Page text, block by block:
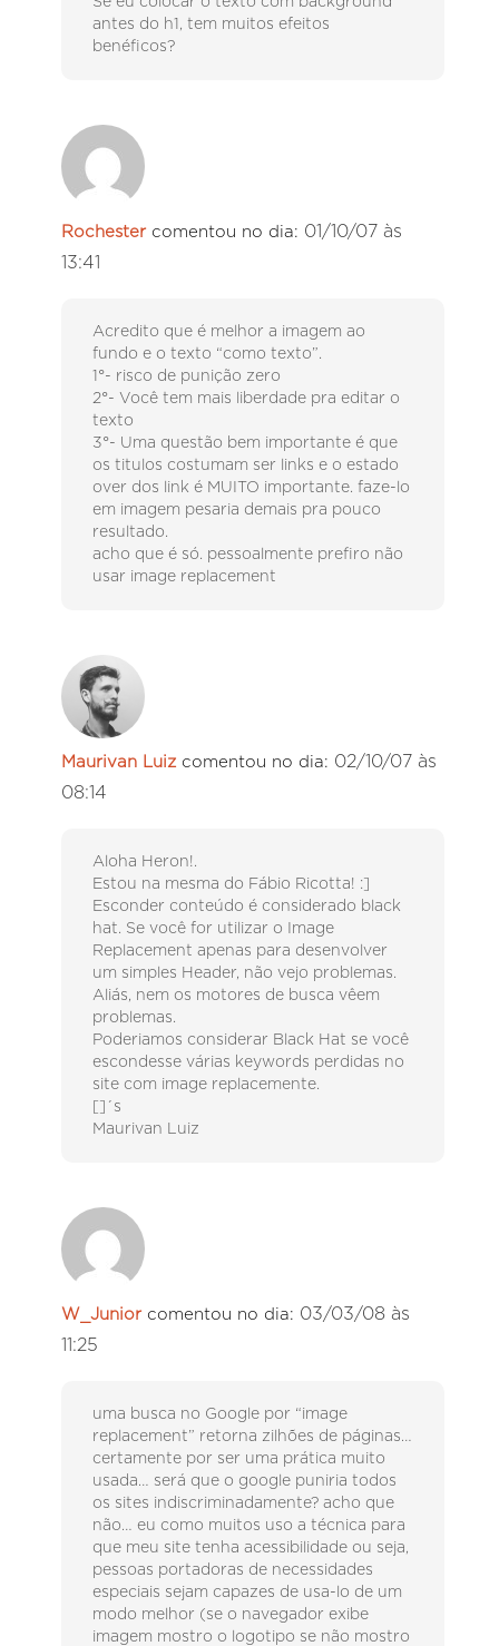
antes do h1, tem muitos efeitos
benéficos?
Rochester comentou no dia: 01/10/07 às
13:41
Acredito que é melhor a imagem ao
fundo e o texto “como texto”.
1°- risco de punição zero
2°- Você tem mais liberdade pra editar o
texto
3°- Uma questão bem importante é que
os titulos costumam ser links e o estado
over dos link é MUITO importante. faze-lo
em imagem pesaria demais pra pouco
resultado.
acho que é só. pessoalmente prefiro não
usar image replacement
Maurivan Luiz comentou no dia: 02/10/07 às
08:14
Aloha Heron!.
Estou na mesma do Fábio Ricotta! :]
Esconder conteúdo é considerado black
hat. Se você for utilizar o Image
Replacement apenas para desenvolver
um simples Header, não vejo problemas.
Aliás, nem os motores de busca vêem
problemas.
Poderiamos considerar Black Hat se você
escondesse várias keywords perdidas no
site com image replacemente.
[]´s
Maurivan Luiz
W_Junior comentou no dia: 03/03/08 às
11:25
uma busca no Google por “image
replacement” retorna zilhões de páginas…
certamente por ser uma prática muito
usada… será que o google puniria todos
os sites indiscriminadamente? acho que
não… eu como muitos uso a técnica para
que meu site tenha acessibilidade ou seja,
pessoas portadoras de necessidades
especiais sejam capazes de usa-lo de um
modo melhor (se o navegador exibe
imagem mostro o logotipo se não mostro